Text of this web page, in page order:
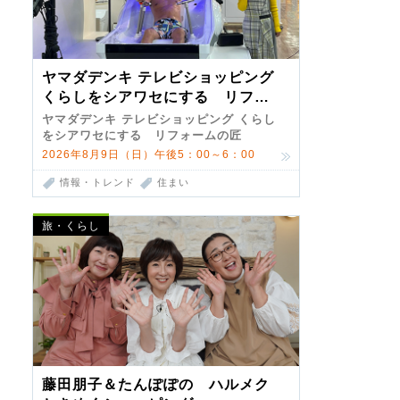
ヤマダデンキ テレビショッピング
くらしをシアワセにする リフォ
ームの匠 第7弾
ヤマダデンキ テレビショッピング くらし
をシアワセにする リフォームの匠
2026年8月9日（日）午後5：00～6：00
情報・トレンド 住まい
旅・くらし
藤田朋子＆たんぽぽの ハルメク